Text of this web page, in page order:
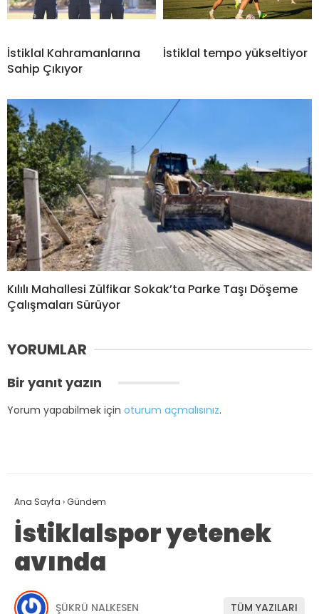
İstiklal Kahramanlarına
Sahip Çıkıyor
İstiklal tempo yükseltiyor
Kılılı Mahallesi Zülfikar Sokak’ta Parke Taşı Döşeme
Çalışmaları Sürüyor
YORUMLAR
Bir yanıt yazın
Yorum yapabilmek için oturum açmalısınız.
Ana Sayfa ›Gündem
İstiklalspor yetenek
avında
ŞÜKRÜ NALKESEN TÜM YAZILARI